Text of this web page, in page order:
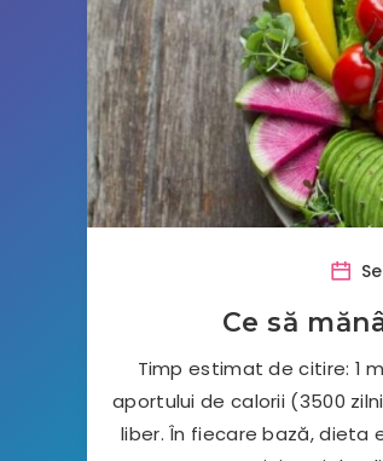
Ce să
Timp estimat de citire: 1
aportului de calorii (3500
liber. În fiecare bază, dieta